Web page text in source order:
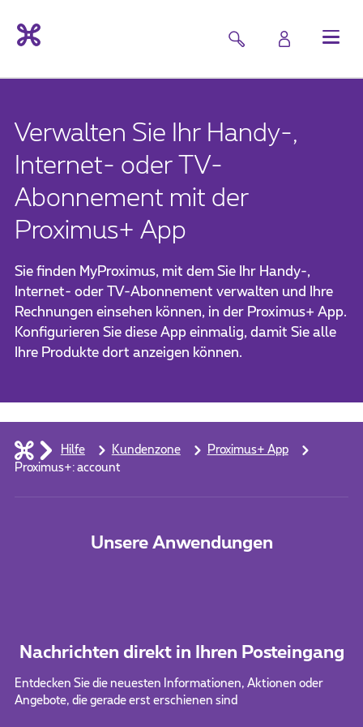
Verwalten Sie Ihr Handy-,
Internet- oder TV-
Abonnement mit der
Proximus+ App
Sie finden MyProximus, mit dem Sie Ihr Handy-,
Internet- oder TV-Abonnement verwalten und Ihre
Rechnungen einsehen können, in der Proximus+ App.
Konfigurieren Sie diese App einmalig, damit Sie alle
Ihre Produkte dort anzeigen können.
Hilfe Kundenzone
Proximus+ App
Proximus+: account
Unsere Anwendungen
Nachrichten direkt in Ihren Posteingang
Entdecken Sie die neuesten Informationen, Aktionen oder
Angebote, die gerade erst erschienen sind